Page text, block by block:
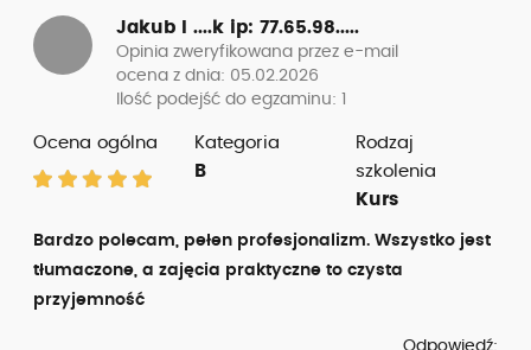
Jakub I ....k ip: 77.65.98.....
Opinia zweryfikowana przez e-mail
ocena z dnia: 05.02.2026
Ilość podejść do egzaminu: 1
Ocena ogólna
Kategoria
B
Rodzaj
szkolenia
Kurs
Bardzo polecam, pełen profesjonalizm. Wszystko jest
tłumaczone, a zajęcia praktyczne to czysta
przyjemność
Odpowiedź: